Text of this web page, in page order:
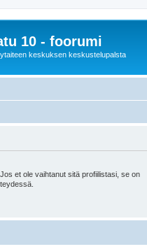
10 - foorumi
keskuksen keskustelupalsta
et ole vaihtanut sitä profiilistasi, se on